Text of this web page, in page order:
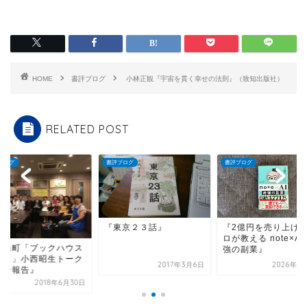
HOME 書評ブログ 小林正観『宇宙を貫く幸せの法則』（致知出版社）
RELATED POST
ログ
保町「ブックハウス
ェ」小西昭生トーク
報告』
2018年6月30日
書評ブログ
『東京２３話』
2017年3月6日
書評ブログ
『2億円を売り上げ
ロが教える note×AI
強の副業』
2026年1